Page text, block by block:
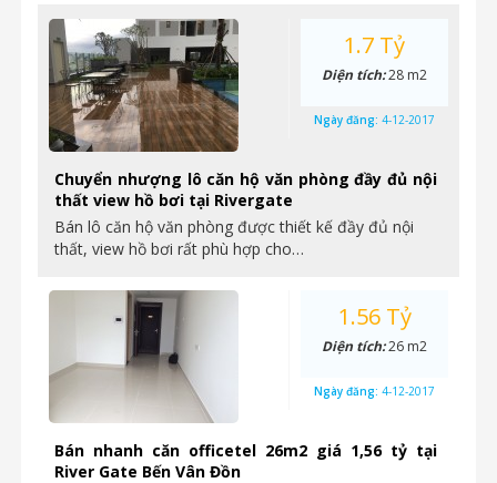
Chuyển nhượng lô căn hộ văn phòng đầy đủ nội
thất view hồ bơi tại Rivergate
Bán lô căn hộ văn phòng được thiết kế đầy đủ nội
thất, view hồ bơi rất phù hợp cho…
1.7 Tỷ
Diện tích:28 m2
Ngày đăng: 4-12-2017
Bán nhanh căn officetel 26m2 giá 1,56 tỷ tại
River Gate Bến Vân Đồn
1.56 Tỷ
Diện tích:26 m2
Ngày đăng: 4-12-2017